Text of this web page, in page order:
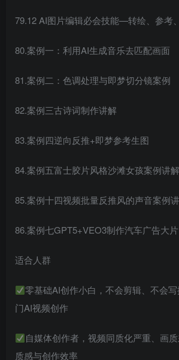
79.12 AI图片编辑必会技能—转绘、参考
80.案例一：利用AI生成音乐去匹配画面
81.案例二：色调处理与即梦切分镜案例
82.案例三古诗词制作讲解
83.案例四逆向反推+即梦参考生图
84.案例五富士胶片风格沙滩女孩案例讲解
85.案例十四视频批量反推风的声音案例
86.案例七GPT5+VEO3制作汽车广告大片
适合人群
零基础AI创作小白，不会剪辑、不会
门AI视频创作
自媒体创作者，视频同质化严重、画
质感与创作效率